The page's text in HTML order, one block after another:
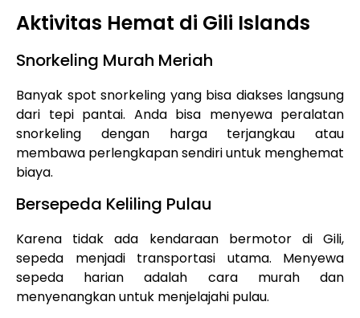
Aktivitas Hemat di Gili Islands
Snorkeling Murah Meriah
Banyak spot snorkeling yang bisa diakses langsung
dari tepi pantai. Anda bisa menyewa peralatan
snorkeling dengan harga terjangkau atau
membawa perlengkapan sendiri untuk menghemat
biaya.
Bersepeda Keliling Pulau
Karena tidak ada kendaraan bermotor di Gili,
sepeda menjadi transportasi utama. Menyewa
sepeda harian adalah cara murah dan
menyenangkan untuk menjelajahi pulau.